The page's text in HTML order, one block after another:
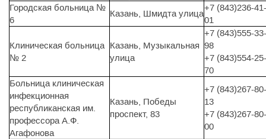
Городская больница №
6
Казань, Шмидта улица
+7 (843)236-41-
01
Клиническая больница
№ 2
Казань, Музыкальная
улица
+7 (843)555-33-
98
+7 (843)554-25-
70
Больница клиническая
инфекционная
республиканская им.
профессора А.Ф.
Агафонова
Казань, Победы
проспект, 83
+7 (843)267-80-
13
+7 (843)267-80-
00